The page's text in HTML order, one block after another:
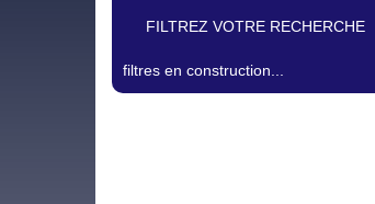
FILTREZ VOTRE RECHERCHE
filtres en construction...